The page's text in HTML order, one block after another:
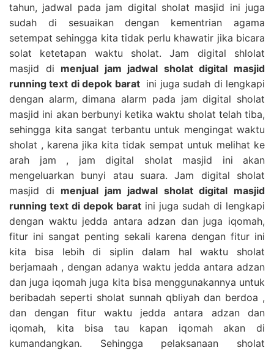
tahun, jadwal pada jam digital sholat masjid ini juga
sudah di sesuaikan dengan kementrian agama
setempat sehingga kita tidak perlu khawatir jika bicara
solat ketetapan waktu sholat. Jam digital shlolat
masjid di menjual jam jadwal sholat digital masjid
running text di depok baratini juga sudah di lengkapi
dengan alarm, dimana alarm pada jam digital sholat
masjid ini akan berbunyi ketika waktu sholat telah tiba,
sehingga kita sangat terbantu untuk mengingat waktu
sholat , karena jika kita tidak sempat untuk melihat ke
arah jam , jam digital sholat masjid ini akan
mengeluarkan bunyi atau suara. Jam digital sholat
masjid di menjual jam jadwal sholat digital masjid
running text di depok barat ini juga sudah di lengkapi
dengan waktu jedda antara adzan dan juga iqomah,
fitur ini sangat penting sekali karena dengan fitur ini
kita bisa lebih di siplin dalam hal waktu sholat
berjamaah , dengan adanya waktu jedda antara adzan
dan juga iqomah juga kita bisa menggunakannya untuk
beribadah seperti sholat sunnah qbliyah dan berdoa ,
dan dengan fitur waktu jedda antara adzan dan
iqomah, kita bisa tau kapan iqomah akan di
kumandangkan. Sehingga pelaksanaan sholat